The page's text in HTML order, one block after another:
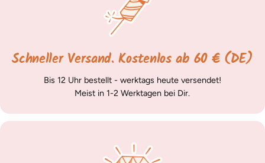
Schneller Versand. Kostenlos ab 60 € (DE)
Bis 12 Uhr bestellt - werktags heute versendet!
Meist in 1-2 Werktagen bei Dir.